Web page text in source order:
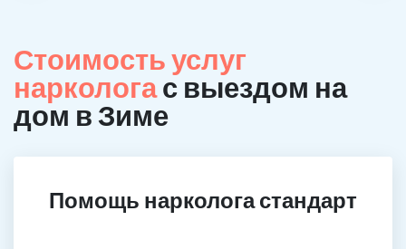
Стоимость услуг
наркологас выездом на
дом в Зиме
Помощь нарколога стандарт